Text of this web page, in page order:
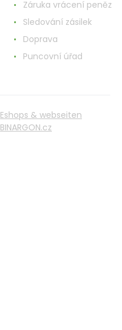
Záruka vrácení peněz
Sledování zásilek
Doprava
Puncovní úřad
Eshops & webseiten
BINARGON.cz